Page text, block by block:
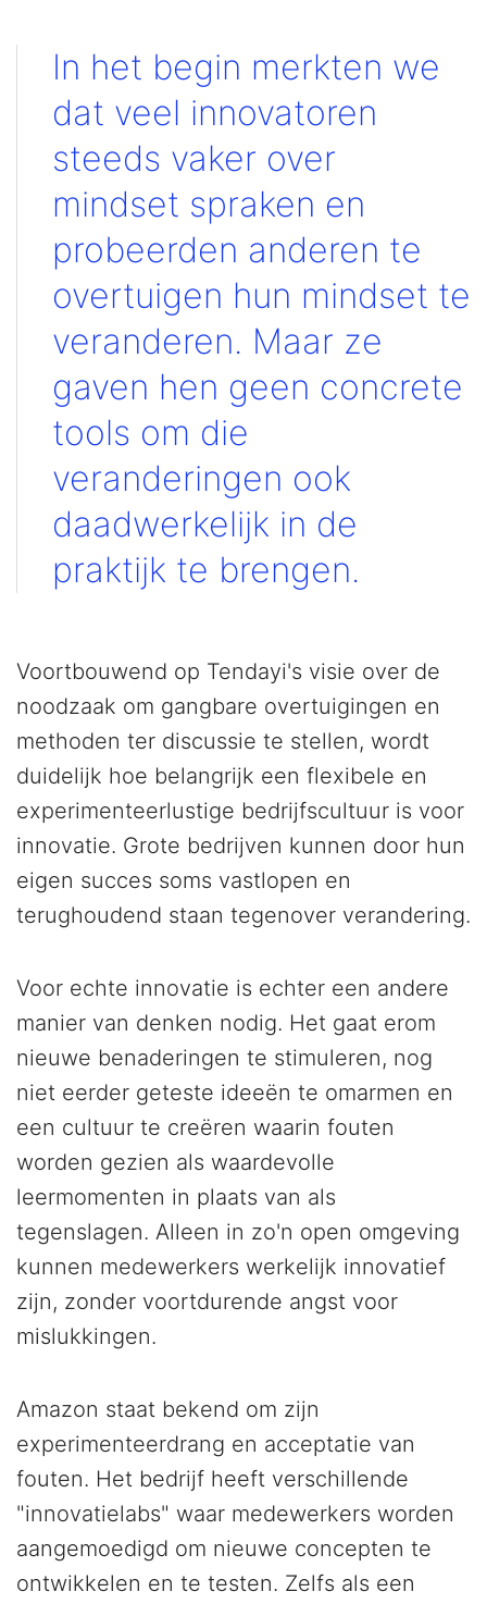
In het begin merkten we
dat veel innovatoren
steeds vaker over
mindset spraken en
probeerden anderen te
overtuigen hun mindset te
veranderen. Maar ze
gaven hen geen concrete
tools om die
veranderingen ook
daadwerkelijk in de
praktijk te brengen.
Voortbouwend op Tendayi's visie over de
noodzaak om gangbare overtuigingen en
methoden ter discussie te stellen, wordt
duidelijk hoe belangrijk een flexibele en
experimenteerlustige bedrijfscultuur is voor
innovatie. Grote bedrijven kunnen door hun
eigen succes soms vastlopen en
terughoudend staan tegenover verandering.
Voor echte innovatie is echter een andere
manier van denken nodig. Het gaat erom
nieuwe benaderingen te stimuleren, nog
niet eerder geteste ideeën te omarmen en
een cultuur te creëren waarin fouten
worden gezien als waardevolle
leermomenten in plaats van als
tegenslagen. Alleen in zo'n open omgeving
kunnen medewerkers werkelijk innovatief
zijn, zonder voortdurende angst voor
mislukkingen.
Amazon staat bekend om zijn
experimenteerdrang en acceptatie van
fouten. Het bedrijf heeft verschillende
"innovatielabs" waar medewerkers worden
aangemoedigd om nieuwe concepten te
ontwikkelen en te testen. Zelfs als een